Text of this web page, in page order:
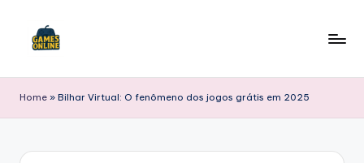
B
Home » Bilhar Virtual: O fenômeno dos jogos grátis em 2025